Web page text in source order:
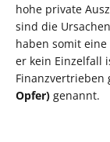
hohe private
sind die
haben somit
er kein Einzelfall
Finanzvertrieben
Opfer) genannt.